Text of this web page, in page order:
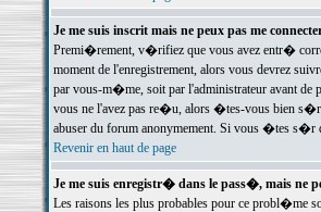
Je me suis inscrit mais ne peux pas me
Premi�rement, v�rifiez que vous avez entr�
moment de l'enregistrement, alors vous devrez
par vous-m�me, soit par l'administrateur avant
vous ne l'avez pas re�u, alors �tes-vous bien s�r
abuser du forum anonymement. Si vous �tes s�r
Revenir en haut de page
Je me suis enregistr� dans le pass�, mais ne
Les raisons les plus probables pour ce